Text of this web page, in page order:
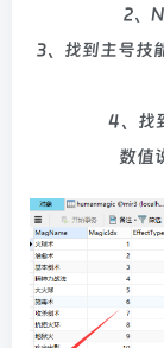
2、
3、找到主号技
4、找
数值